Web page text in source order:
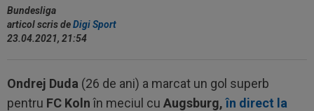
Bundesliga
articol scris deDigi Sport
23.04.2021, 21:54
Ondrej Duda (26 de ani) a marcat un gol superb
pentru FC Kolnîn meciul cu Augsburg,în direct la